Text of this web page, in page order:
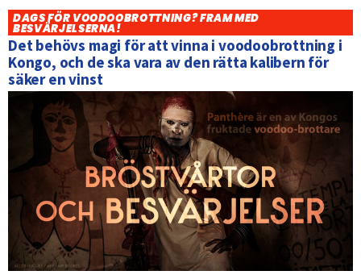
DAGS FÖR VOODOOBROTTNING? FRAM MED
BESVÄRJELSERNA!
Det behövs magi för att vinna i voodoobrottning i
Kongo, och de ska vara av den rätta kalibern för
säker en vinst